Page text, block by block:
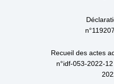
Recueil des actes
n°idf-053-2022-